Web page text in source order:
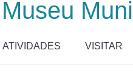
Museu
ATIVIDADES VISITAR